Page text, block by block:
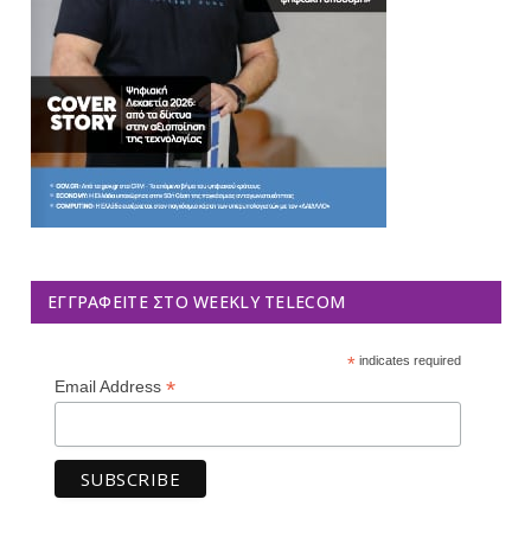
ΕΓΓΡΑΦΕΊΤΕ ΣΤΟ WEEKLY TELECOM
*indicates required
Email Address *